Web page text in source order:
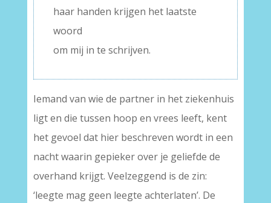
haar handen krijgen het laatste
woord
om mij in te schrijven.
Iemand van wie de partner in het ziekenhuis
ligt en die tussen hoop en vrees leeft, kent
het gevoel dat hier beschreven wordt in een
nacht waarin gepieker over je geliefde de
overhand krijgt. Veelzeggend is de zin:
‘leegte mag geen leegte achterlaten’. De